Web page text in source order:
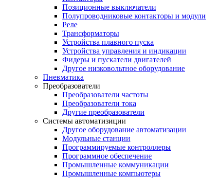
Позиционные выключатели
Полупроводниковые контакторы и модули
Реле
Трансформаторы
Устройства плавного пуска
Устройства управления и индикации
Фидеры и пускатели двигателей
Другое низковольтное оборудование
Пневматика
Преобразователи
Преобразователи частоты
Преобразователи тока
Другие преобразователи
Системы автоматизиции
Другое оборудование автоматизации
Модульные станции
Программируемые контроллеры
Программное обеспечение
Промышленные коммуникации
Промышленные компьютеры